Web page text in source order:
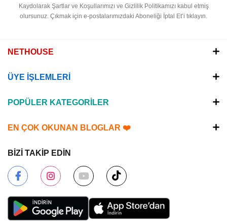
Kaydolarak Şartlar ve Koşullarımızı ve Gizlilik Politikamızı kabul etmiş
olursunuz. Çıkmak için e-postalarımızdaki Aboneliği İptal Et’i tıklayın.
NETHOUSE
ÜYE İŞLEMLERİ
POPÜLER KATEGORİLER
EN ÇOK OKUNAN BLOGLAR ❤️
BİZİ TAKİP EDİN